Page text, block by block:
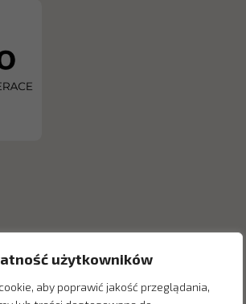
użytkowników
aby poprawić jakość przeglądania,